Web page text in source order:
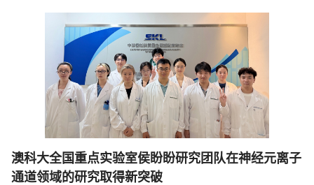
澳科大全国重点实验室侯盼盼研究团队在神经元离子
通道领域的研究取得新突破